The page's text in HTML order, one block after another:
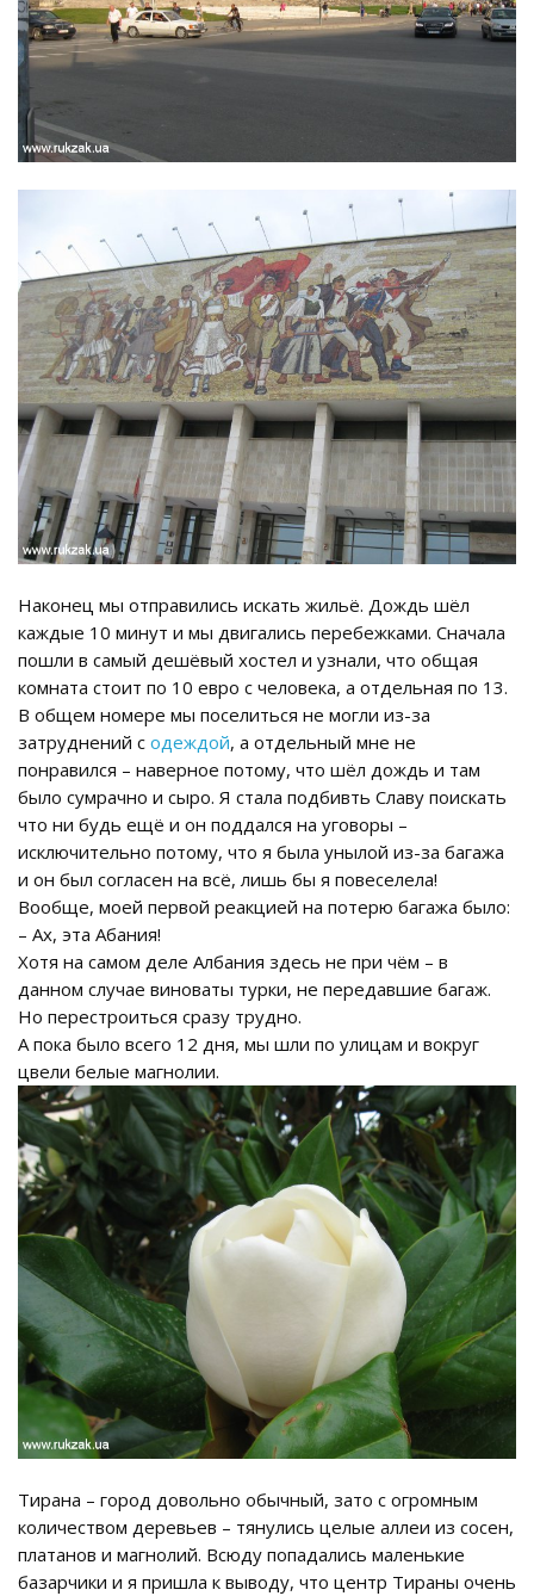
Наконец мы отправились искать жильё. Дождь шёл
каждые 10 минут и мы двигались перебежками. Сначала
пошли в самый дешёвый хостел и узнали, что общая
комната стоит по 10 евро с человека, а отдельная по 13.
В общем номере мы поселиться не могли из-за
затруднений с одеждой, а отдельный мне не
понравился – наверное потому, что шёл дождь и там
было сумрачно и сыро. Я стала подбивть Славу поискать
что ни будь ещё и он поддался на уговоры –
исключительно потому, что я была унылой из-за багажа
и он был согласен на всё, лишь бы я повеселела!
Вообще, моей первой реакцией на потерю багажа было:
– Ах, эта Абания!
Хотя на самом деле Албания здесь не при чём – в
данном случае виноваты турки, не передавшие багаж.
Но перестроиться сразу трудно.
А пока было всего 12 дня, мы шли по улицам и вокруг
цвели белые магнолии.
Тирана – город довольно обычный, зато с огромным
количеством деревьев – тянулись целые аллеи из сосен,
платанов и магнолий. Всюду попадались маленькие
базарчики и я пришла к выводу, что центр Тираны очень